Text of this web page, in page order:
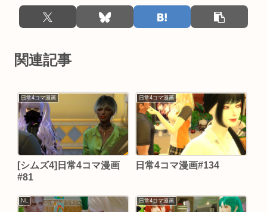
関連記事
日常4コマ漫画
[シムズ4]日常4コマ漫画
#81
日常4コマ漫画
日常4コマ漫画#134
NL 日常4コマ漫画